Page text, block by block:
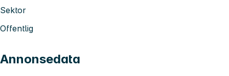
Sektor
Offentlig
Annonsedata